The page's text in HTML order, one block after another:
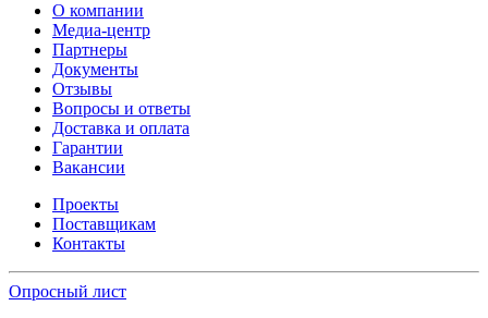
О компании
Медиа-центр
Партнеры
Документы
Отзывы
Вопросы и ответы
Доставка и оплата
Гарантии
Вакансии
Проекты
Поставщикам
Контакты
Опросный лист